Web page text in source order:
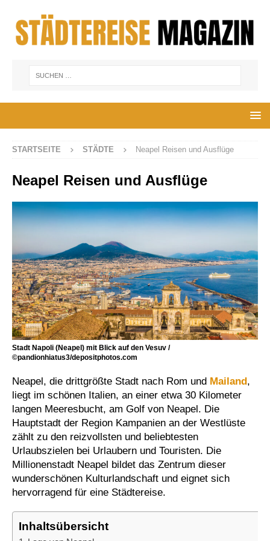
STARTSEITE STÄDTE Neapel Reisen und Ausflüge
Neapel Reisen und Ausflüge
Stadt Napoli (Neapel) mit Blick auf den Vesuv /
©pandionhiatus3/depositphotos.com
Neapel, die drittgrößte Stadt nach Rom und Mailand ,
liegt im schönen Italien, an einer etwa 30 Kilometer
langen Meeresbucht, am Golf von Neapel. Die
Hauptstadt der Region Kampanien an der Westlüste
zählt zu den reizvollsten und beliebtesten
Urlaubszielen bei Urlaubern und Touristen. Die
Millionenstadt Neapel bildet das Zentrum dieser
wunderschönen Kulturlandschaft und eignet sich
hervorragend für eine Städtereise.
Inhaltsübersicht